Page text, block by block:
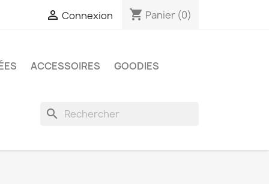
 Connexion shopping_cart Panier (0)
ACCESSOIRES
GOODIES
search